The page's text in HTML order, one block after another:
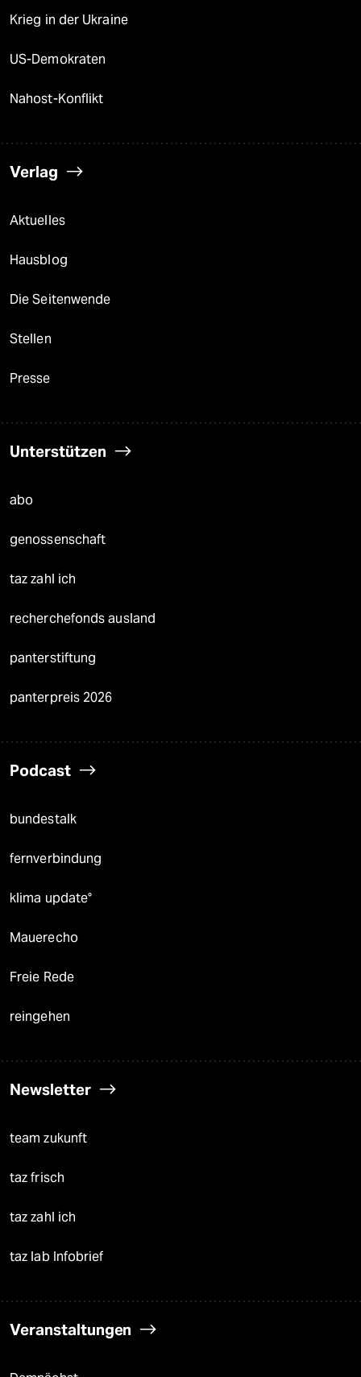
Krieg in der Ukraine
US-Demokraten
Nahost-Konflikt
Verlag
Aktuelles
Hausblog
Die Seitenwende
Stellen
Presse
Unterstützen
abo
genossenschaft
taz zahl ich
recherchefonds ausland
panterstiftung
panterpreis 2026
Podcast
bundestalk
fernverbindung
klima update°
Mauerecho
Freie Rede
reingehen
Newsletter
team zukunft
taz frisch
taz zahl ich
taz lab Infobrief
Veranstaltungen